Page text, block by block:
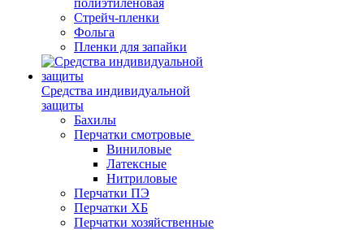
полиэтиленовая
Стрейч-пленки
Фольга
Пленки для запайки
Средства индивидуальной
защиты
Бахилы
Перчатки смотровые
Виниловые
Латексные
Нитриловые
Перчатки ПЭ
Перчатки ХБ
Перчатки хозяйственные